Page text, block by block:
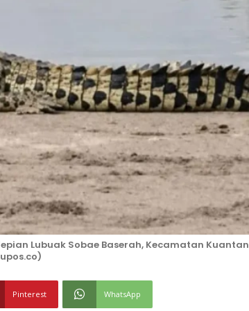
Lubuak Sobae Baserah, Kecamatan Kuantan
Pinterest WhatsApp